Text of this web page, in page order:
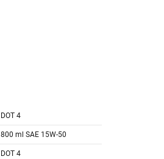
DOT 4
800 ml SAE 15W-50
DOT 4